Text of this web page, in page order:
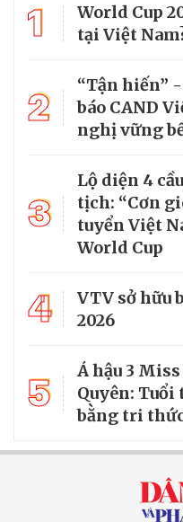
1
World Cup
tại Việt
2
“Tận hiến”
báo CAND
nghị vững
3
Lộ diện 4
tịch: “Cơn
tuyển Việt
World Cup
4
VTV sở hữu
2026
5
Á hậu 3
Quyên:
bằng tri